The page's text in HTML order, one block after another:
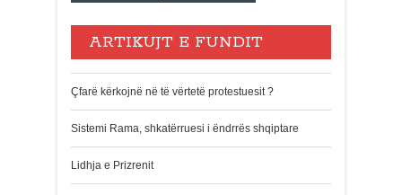
ARTIKUJT E FUNDIT
Çfarë kërkojnë në të vërtetë protestuesit ?
Sistemi Rama, shkatërruesi i ëndrrës shqiptare
Lidhja e Prizrenit